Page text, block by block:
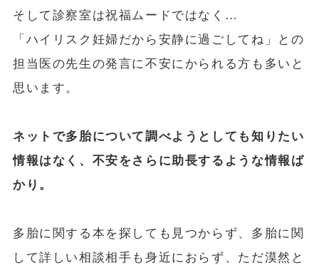
そして診察室は祝福ムードではなく…
「ハイリスク妊婦だから安静に過ごしてね」との
担当医の先生の発言に不安にかられる方も多いと
思います。
ネットで多胎について調べようとしても知りたい
情報はなく、不安をさらに助長するような情報ば
かり。
多胎に関する本を探しても見つからず、多胎に関
して詳しい相談相手も身近におらず、ただ漠然と